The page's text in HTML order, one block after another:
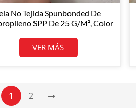
No Tejida Spunbonded De
SPP De 25 G/m², Color
Faciales (1.ª/3.ª Capa).
VER MÁS
1 2